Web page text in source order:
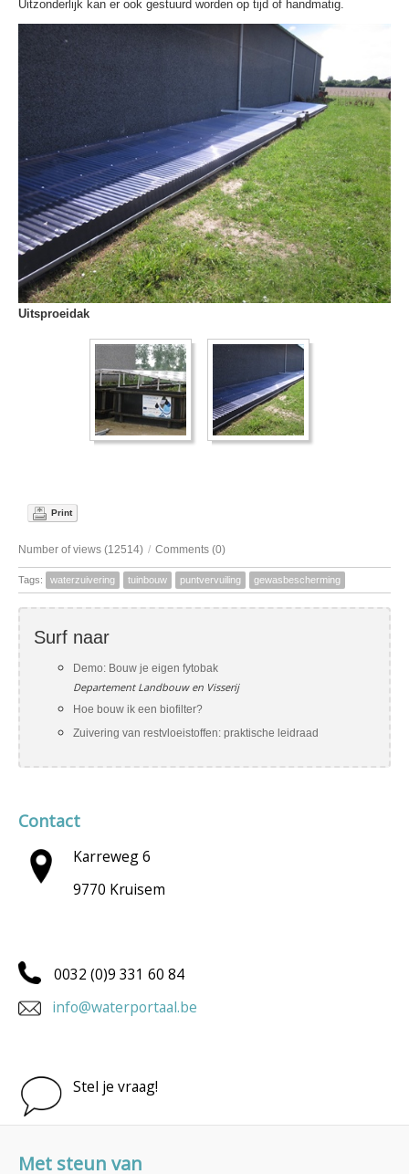
Uitzonderlijk kan er ook gestuurd worden op tijd of handmatig.
Uitsproeidak
Print
Number of views (12514) / Comments (0)
Tags: waterzuivering tuinbouw puntvervuiling gewasbescherming
Surf naar
Demo: Bouw je eigen fytobak
Departement Landbouw en Visserij
Hoe bouw ik een biofilter?
Zuivering van restvloeistoffen: praktische leidraad
Contact
Karreweg 6
9770 Kruisem
0032 (0)9 331 60 84
info@waterportaal.be
Stel je vraag!
Met steun van